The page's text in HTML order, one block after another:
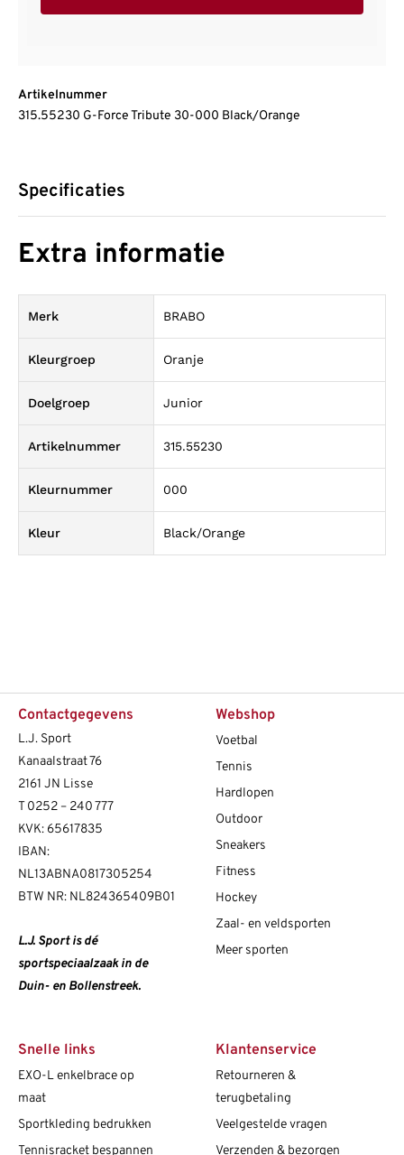
Artikelnummer
315.55230 G-Force Tribute 30-000 Black/Orange
Specificaties
Extra informatie
Merk BRABO
Kleurgroep Oranje
Doelgroep Junior
Artikelnummer 315.55230
Kleurnummer 000
Kleur Black/Orange
Contactgegevens
L.J. Sport
Kanaalstraat 76
2161 JN Lisse
T 0252 – 240 777
KVK: 65617835
IBAN:
NL13ABNA0817305254
BTW NR: NL824365409B01
L.J. Sport is dé
sportspeciaalzaak in de
Duin- en Bollenstreek.
Webshop
Voetbal
Tennis
Hardlopen
Outdoor
Sneakers
Fitness
Hockey
Zaal- en veldsporten
Meer sporten
Snelle links
EXO-L enkelbrace op
maat
Sportkleding bedrukken
Tennisracket bespannen
Klantenservice
Retourneren &
terugbetaling
Veelgestelde vragen
Verzenden & bezorgen